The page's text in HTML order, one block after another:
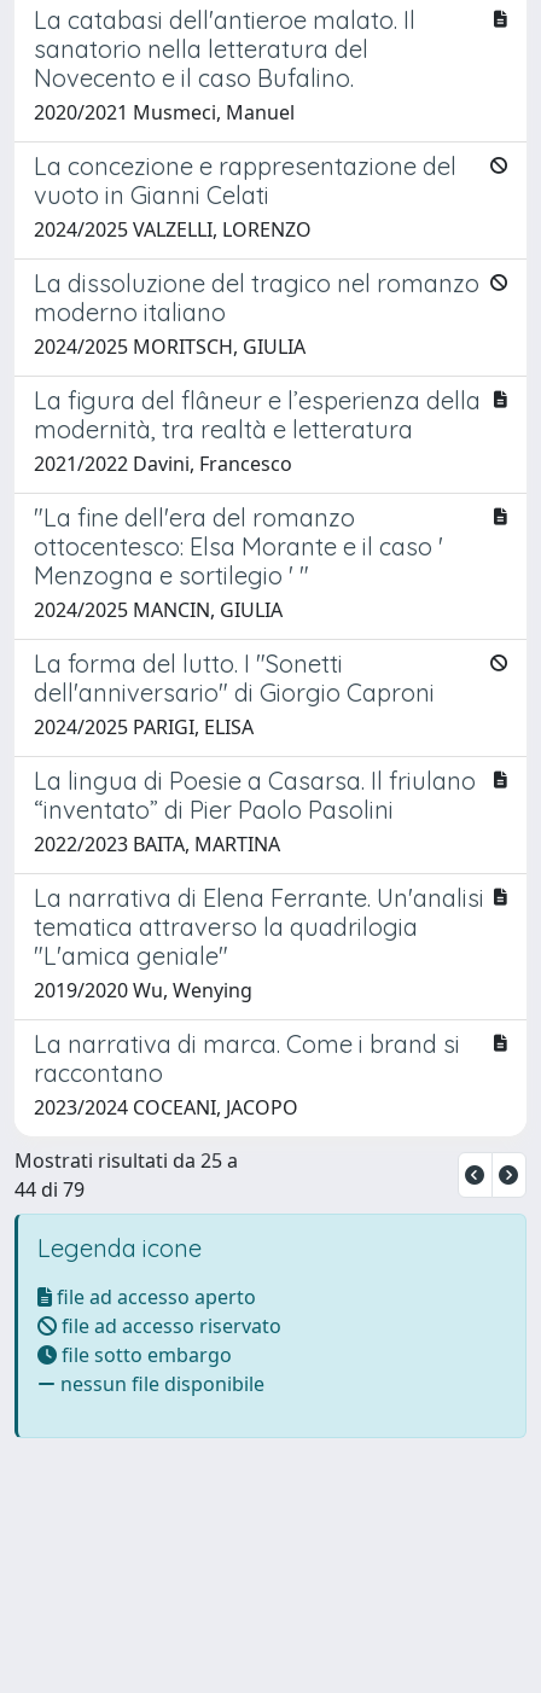
La catabasi dell'antieroe malato. Il
sanatorio nella letteratura del
Novecento e il caso Bufalino.
2020/2021 Musmeci, Manuel
La concezione e rappresentazione del
vuoto in Gianni Celati
2024/2025 VALZELLI, LORENZO
La dissoluzione del tragico nel romanzo
moderno italiano
2024/2025 MORITSCH, GIULIA
La figura del flâneur e l’esperienza della
modernità, tra realtà e letteratura
2021/2022 Davini, Francesco
"La fine dell'era del romanzo
ottocentesco: Elsa Morante e il caso '
Menzogna e sortilegio ' "
2024/2025 MANCIN, GIULIA
La forma del lutto. I "Sonetti
dell'anniversario" di Giorgio Caproni
2024/2025 PARIGI, ELISA
La lingua di Poesie a Casarsa. Il friulano
“inventato” di Pier Paolo Pasolini
2022/2023 BAITA, MARTINA
La narrativa di Elena Ferrante. Un'analisi
tematica attraverso la quadrilogia
"L'amica geniale"
2019/2020 Wu, Wenying
La narrativa di marca. Come i brand si
raccontano
2023/2024 COCEANI, JACOPO
Mostrati risultati da 25 a
44 di 79
Legenda icone
file ad accesso aperto
file ad accesso riservato
file sotto embargo
nessun file disponibile